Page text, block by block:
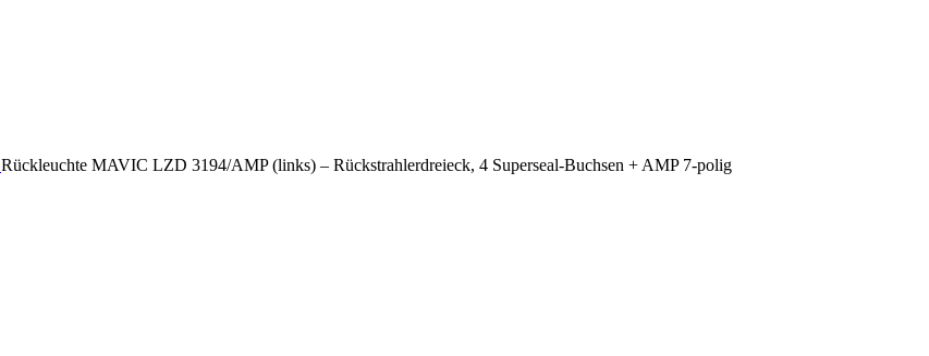
Rückleuchte MAVIC LZD 3194/AMP (links) – Rückstrahlerdreieck, 4 Superseal-Buchsen + AMP 7-polig